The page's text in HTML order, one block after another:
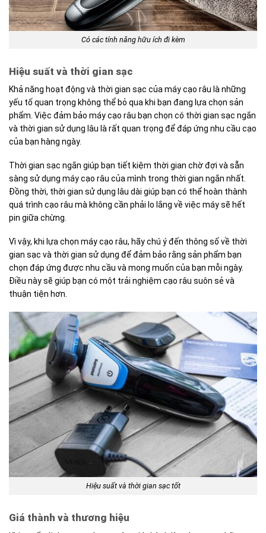
Có các tính năng hữu ích đi kèm
Hiệu suất và thời gian sạc
Khả năng hoạt động và thời gian sạc của máy cạo râu là những
yếu tố quan trọng không thể bỏ qua khi bạn đang lựa chọn sản
phẩm. Việc đảm bảo máy cạo râu bạn chọn có thời gian sạc ngắn
và thời gian sử dụng lâu là rất quan trọng để đáp ứng nhu cầu cạo
của bạn hàng ngày.
Thời gian sạc ngắn giúp bạn tiết kiệm thời gian chờ đợi và sẵn
sàng sử dụng máy cạo râu của mình trong thời gian ngắn nhất.
Đồng thời, thời gian sử dụng lâu dài giúp bạn có thể hoàn thành
quá trình cạo râu mà không cần phải lo lắng về việc máy sẽ hết
pin giữa chừng.
Vì vậy, khi lựa chọn máy cạo râu, hãy chú ý đến thông số về thời
gian sạc và thời gian sử dụng để đảm bảo rằng sản phẩm bạn
chọn đáp ứng được nhu cầu và mong muốn của bạn mỗi ngày.
Điều này sẽ giúp bạn có một trải nghiệm cạo râu suôn sẻ và
thuận tiện hơn.
Hiệu suất và thời gian sạc tốt
Giá thành và thương hiệu